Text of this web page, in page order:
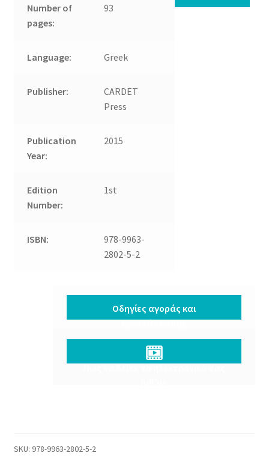
Number of
pages:
93
Language: Greek
Publisher:
CARDET
Press
Publication
Year:
2015
Edition
Number:
1st
ISBN:
978-9963-
2802-5-2
Oδηγίες αγοράς και
εγκατάστασης
Προβλήματος
SKU: 978-9963-2802-5-2